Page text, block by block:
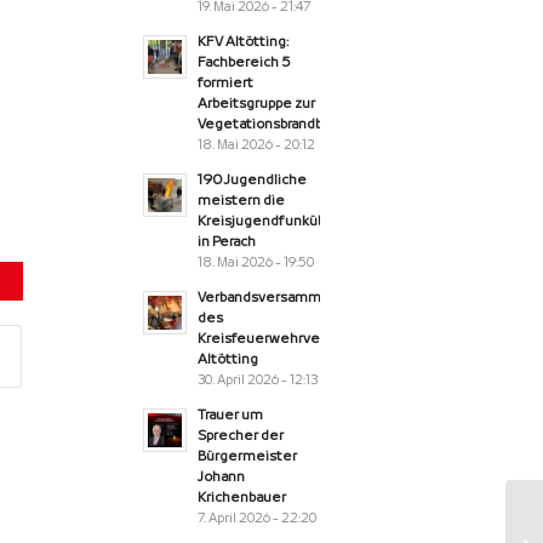
19. Mai 2026 - 21:47
KFV Altötting:
Fachbereich 5
formiert
Arbeitsgruppe zur
Vegetationsbrandbekämpfung
18. Mai 2026 - 20:12
190 Jugendliche
meistern die
Kreisjugendfunkübung
in Perach
18. Mai 2026 - 19:50
Verbandsversammlung
des
Kreisfeuerwehrverband
Altötting
30. April 2026 - 12:13
Trauer um
Sprecher der
Bürgermeister
Johann
Krichenbauer
7. April 2026 - 22:20